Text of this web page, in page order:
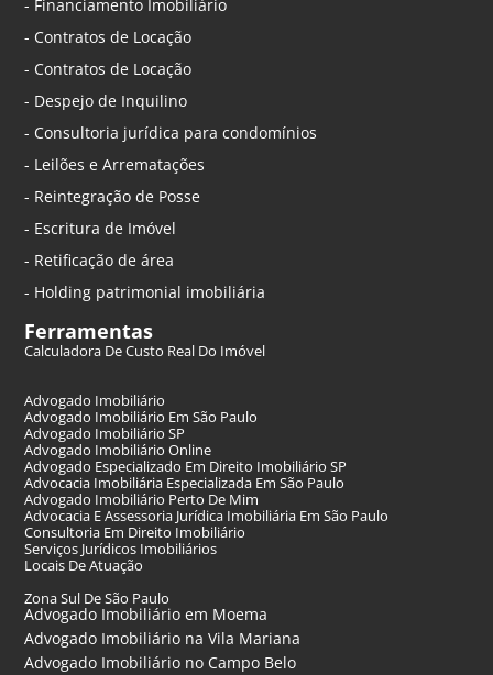
- Financiamento Imobiliário
- Contratos de Locação
- Contratos de Locação
- Despejo de Inquilino
- Consultoria jurídica para condomínios
- Leilões e Arrematações
- Reintegração de Posse
- Escritura de Imóvel
- Retificação de área
- Holding patrimonial imobiliária
Ferramentas
Calculadora De Custo Real Do Imóvel
Advogado Imobiliário
Advogado Imobiliário Em São Paulo
Advogado Imobiliário SP
Advogado Imobiliário Online
Advogado Especializado Em Direito Imobiliário SP
Advocacia Imobiliária Especializada Em São Paulo
Advogado Imobiliário Perto De Mim
Advocacia E Assessoria Jurídica Imobiliária Em São Paulo
Consultoria Em Direito Imobiliário
Serviços Jurídicos Imobiliários
Locais De Atuação
Zona Sul De São Paulo
Advogado Imobiliário em Moema
Advogado Imobiliário na Vila Mariana
Advogado Imobiliário no Campo Belo